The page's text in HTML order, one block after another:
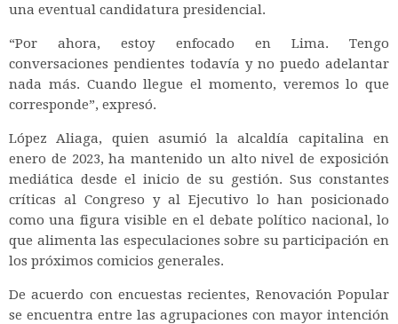
una eventual candidatura presidencial.
“Por ahora, estoy enfocado en Lima. Tengo
conversaciones pendientes todavía y no puedo adelantar
nada más. Cuando llegue el momento, veremos lo que
corresponde”, expresó.
López Aliaga, quien asumió la alcaldía capitalina en
enero de 2023, ha mantenido un alto nivel de exposición
mediática desde el inicio de su gestión. Sus constantes
críticas al Congreso y al Ejecutivo lo han posicionado
como una figura visible en el debate político nacional, lo
que alimenta las especulaciones sobre su participación en
los próximos comicios generales.
De acuerdo con encuestas recientes, Renovación Popular
se encuentra entre las agrupaciones con mayor intención